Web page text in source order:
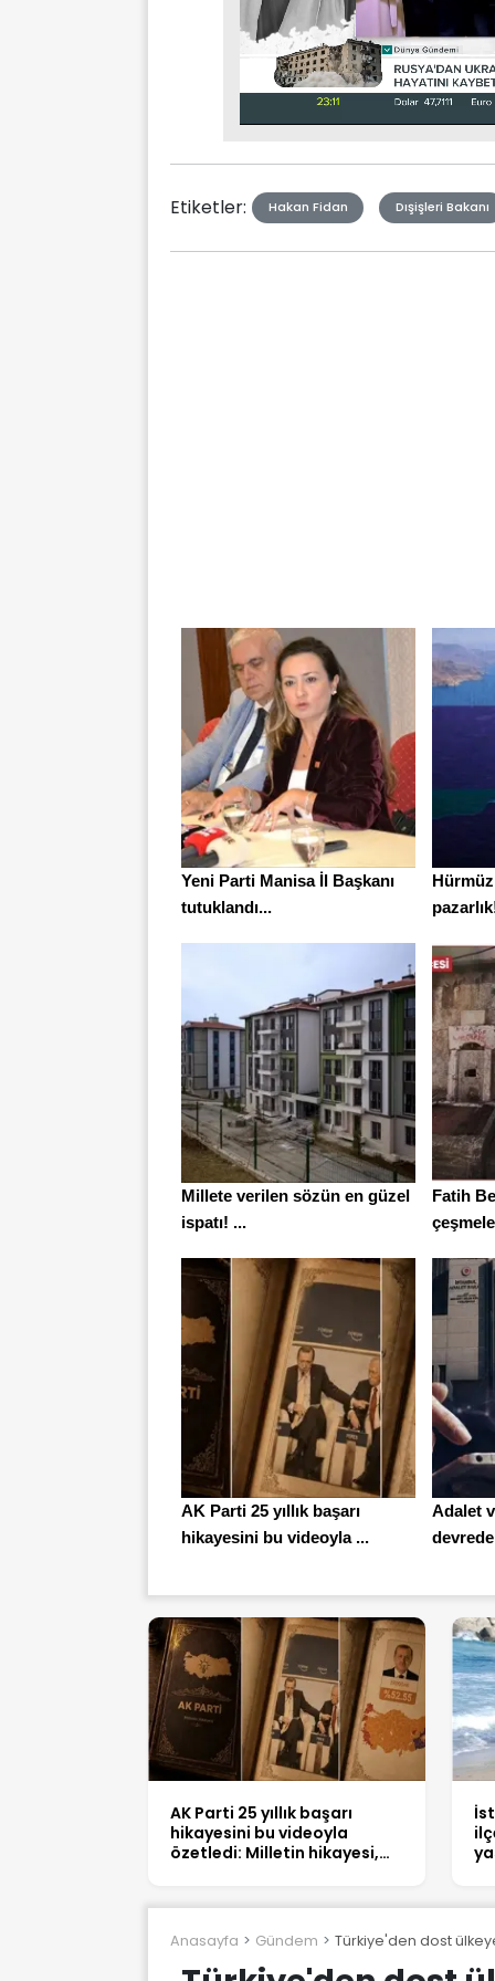
Stream
Etiketler: Hakan Fidan Dışişleri Bakanı
Yeni Parti Manisa İl Başkanı
tutuklandı...
Hürmüz
Millete verilen sözün en güzel
ispatı! ...
Fatih
AK Parti 25 yıllık başarı
hikayesini bu videoyla ...
Adalet
AK Parti 25 yıllık başarı
hikayesini bu videoyla
özetledi: Milletin hikayesi,
Anasayfa Gündem Türkiye'den dost